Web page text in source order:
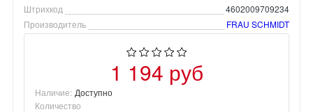
Штрихкод
4602009709234
Производитель
FRAU SCHMIDT
1 194 руб
Наличие: Доступно
Количество